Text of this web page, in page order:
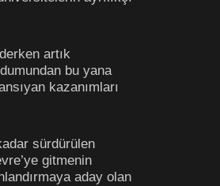
artık
bu yana
kazanımları
sürdürülen
gitmenin
aday olan